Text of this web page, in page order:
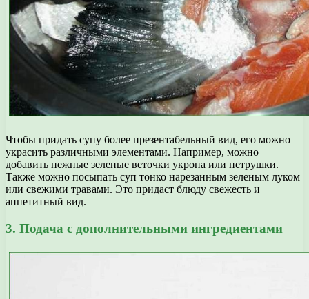
Чтобы придать супу более презентабельный вид, его можно
украсить различными элементами. Например, можно
добавить нежные зеленые веточки укропа или петрушки.
Также можно посыпать суп тонко нарезанным зеленым луком
или свежими травами. Это придаст блюду свежесть и
аппетитный вид.
3. Подача с дополнительными ингредиентами